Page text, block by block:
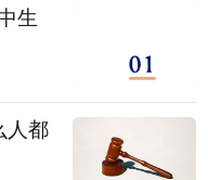
生
人都